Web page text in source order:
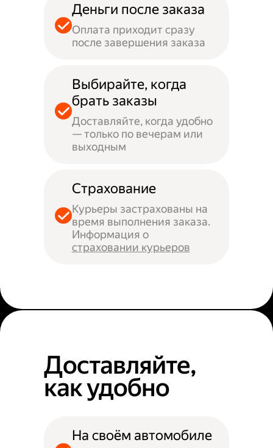
Деньги после заказа
Оплата приходит сразу
после завершения заказа
Выбирайте, когда
брать заказы
Доставляйте, когда удобно
— только по вечерам или
выходным
Страхование
Курьеры застрахованы на
время выполнения заказа.
Информация о
страховании курьеров
Доставляйте,
как удобно
На своём автомобиле